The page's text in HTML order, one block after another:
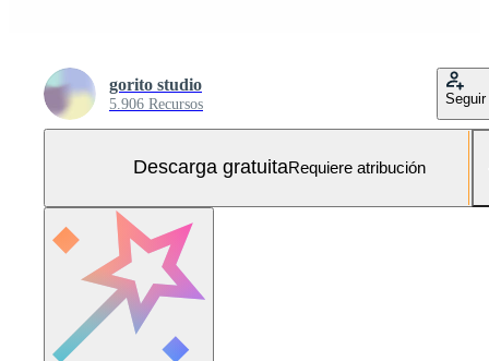
gorito studio
5.906 Recursos Seguir
Descarga gratuitaRequiere atribución